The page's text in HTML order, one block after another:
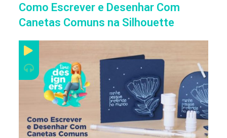
Como Escrever e Desenhar Com
Canetas Comuns na Silhouette